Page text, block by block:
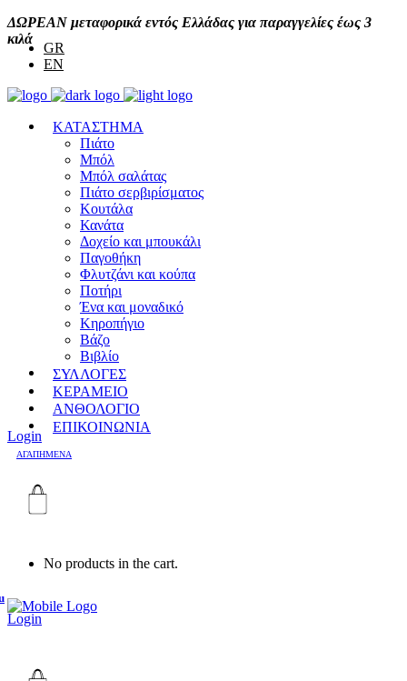
ΔΩΡΕΑΝ μεταφορικά εντός Ελλάδας για παραγγελίες έως 3
κιλά
GR
EN
ΚΑΤΑΣΤΗΜΑ
Πιάτο
Μπόλ
Μπόλ σαλάτας
Πιάτο σερβιρίσματος
Κουτάλα
Κανάτα
Δοχείο και μπουκάλι
Παγοθήκη
Φλυτζάνι και κούπα
Ποτήρι
Ένα και μοναδικό
Κηροπήγιο
Βάζο
Βιβλίο
ΣΥΛΛΟΓΕΣ
ΚΕΡΑΜΕΙΟ
ΑΝΘΟΛΟΓΙΟ
ΕΠΙΚΟΙΝΩΝΙΑ
Login
ΑΓΑΠΗΜΕΝΑ
No products in the cart.
Login